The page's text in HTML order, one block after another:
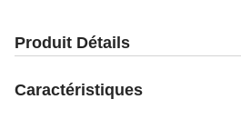
Produit Détails
Caractéristiques